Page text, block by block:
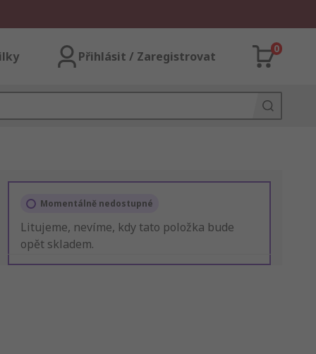
Přihlásit / Zaregistrovat
0
Momentálně nedostupné
Litujeme, nevíme, kdy tato položka bude
opět skladem.